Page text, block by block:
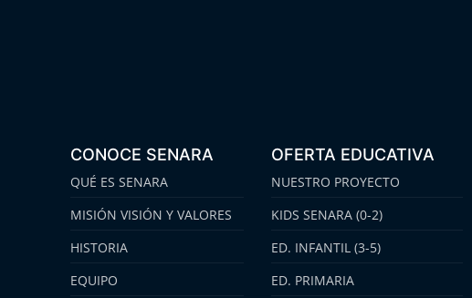
CONOCE SENARA
QUÉ ES SENARA
MISIÓN VISIÓN Y VALORES
HISTORIA
EQUIPO
OFERTA EDUCATIVA
NUESTRO PROYECTO
KIDS SENARA (0-2)
ED. INFANTIL (3-5)
ED. PRIMARIA